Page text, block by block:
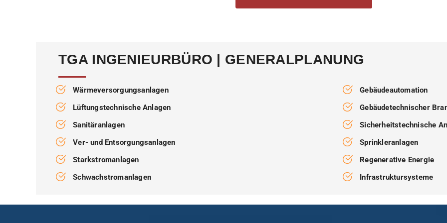
TGA INGENIEURBÜRO | GENERALPLANUNG
Wärmeversorgungsanlagen
Lüftungstechnische Anlagen
Sanitäranlagen
Ver- und Entsorgungsanlagen
Starkstromanlagen
Schwachstromanlagen
Gebäudeautomation
Gebäudetechnischer
Sicherheitstechnische
Sprinkleranlagen
Regenerative Energie
Infrastruktursysteme